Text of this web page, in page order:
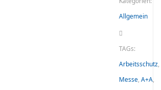
Allgemein
TAGs:
Arbeitsschutz,
Messe, A+A,